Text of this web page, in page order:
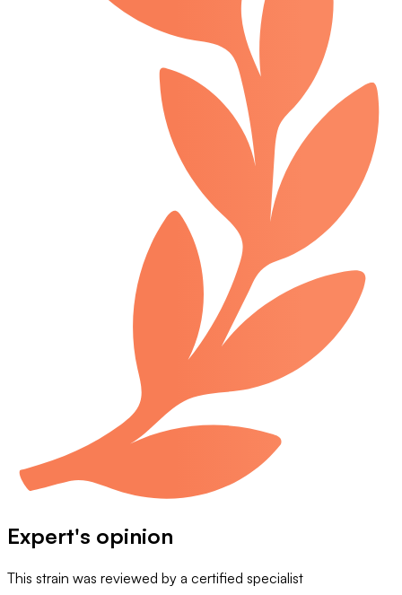
Expert's opinion
This strain was reviewed by a certified specialist